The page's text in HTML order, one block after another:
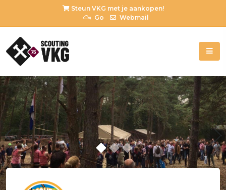
Steun VKG met je aankopen!
Go
Webmail
Previous